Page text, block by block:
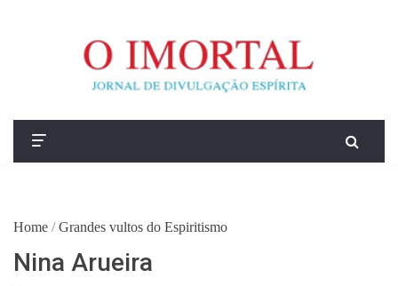
Home / Grandes vultos do Espiritismo
Nina Arueira